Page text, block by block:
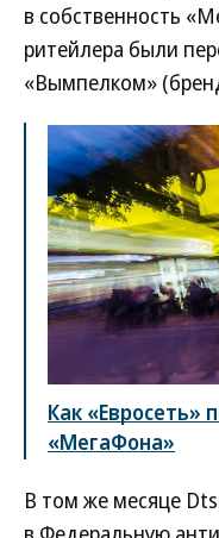
в собственность
ритейлера были
«Вымпелком»
Как «Евросеть»
«МегаФона»
В том же месяце